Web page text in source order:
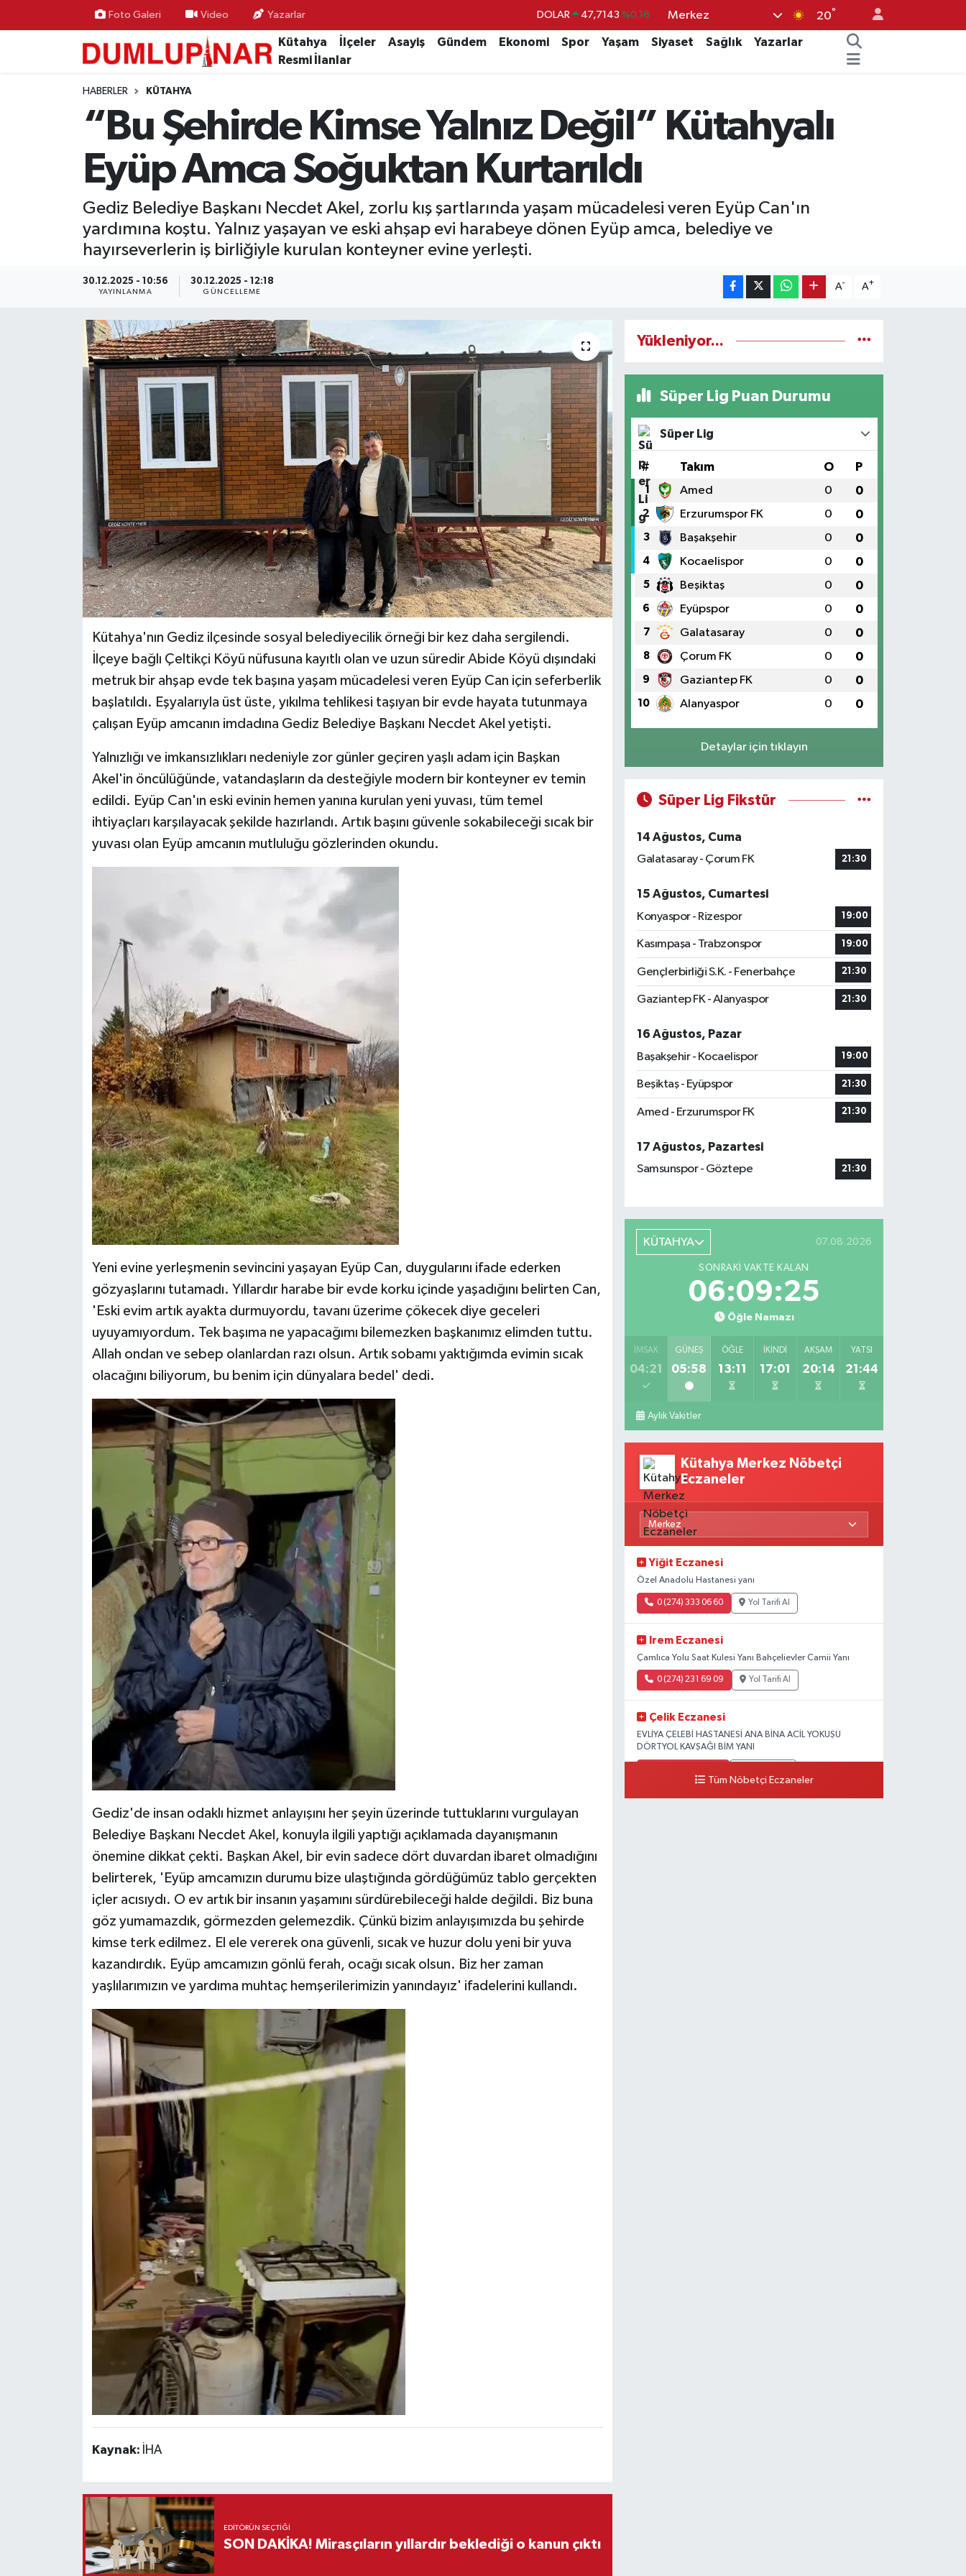
Foto Galeri Video Yazarlar DOLAR 47,7143 %0.16
EURO 55,0317 %-0.02
BİST100 13.799 %70
64.225,61
Merkez 20°
Kütahya İlçeler Asayiş Gündem Ekonomi Spor Yaşam Siyaset Sağlık
Yazarlar
Resmi İlanlar
HABERLER KÜTAHYA
“Bu Şehirde Kimse Yalnız Değil” Kütahyalı
Eyüp Amca Soğuktan Kurtarıldı
Gediz Belediye Başkanı Necdet Akel, zorlu kış şartlarında yaşam mücadelesi veren Eyüp Can'ın
yardımına koştu. Yalnız yaşayan ve eski ahşap evi harabeye dönen Eyüp amca, belediye ve
hayırseverlerin iş birliğiyle kurulan konteyner evine yerleşti.
30.12.2025 - 10:56
YAYINLANMA
30.12.2025 - 12:18
GÜNCELLEME
A- A+
Kütahya'nın Gediz ilçesinde sosyal belediyecilik örneği bir kez daha sergilendi.
İlçeye bağlı Çeltikçi Köyü nüfusuna kayıtlı olan ve uzun süredir Abide Köyü dışındaki
metruk bir ahşap evde tek başına yaşam mücadelesi veren Eyüp Can için seferberlik
başlatıldı. Eşyalarıyla üst üste, yıkılma tehlikesi taşıyan bir evde hayata tutunmaya
çalışan Eyüp amcanın imdadına Gediz Belediye Başkanı Necdet Akel yetişti.
Yalnızlığı ve imkansızlıkları nedeniyle zor günler geçiren yaşlı adam için Başkan
Akel'in öncülüğünde, vatandaşların da desteğiyle modern bir konteyner ev temin
edildi. Eyüp Can'ın eski evinin hemen yanına kurulan yeni yuvası, tüm temel
ihtiyaçları karşılayacak şekilde hazırlandı. Artık başını güvenle sokabileceği sıcak bir
yuvası olan Eyüp amcanın mutluluğu gözlerinden okundu.
Yeni evine yerleşmenin sevincini yaşayan Eyüp Can, duygularını ifade ederken
gözyaşlarını tutamadı. Yıllardır harabe bir evde korku içinde yaşadığını belirten Can,
'Eski evim artık ayakta durmuyordu, tavanı üzerime çökecek diye geceleri
uyuyamıyordum. Tek başıma ne yapacağımı bilemezken başkanımız elimden tuttu.
Allah ondan ve sebep olanlardan razı olsun. Artık sobamı yaktığımda evimin sıcak
olacağını biliyorum, bu benim için dünyalara bedel' dedi.
Gediz'de insan odaklı hizmet anlayışını her şeyin üzerinde tuttuklarını vurgulayan
Belediye Başkanı Necdet Akel, konuyla ilgili yaptığı açıklamada dayanışmanın
önemine dikkat çekti. Başkan Akel, bir evin sadece dört duvardan ibaret olmadığını
belirterek, 'Eyüp amcamızın durumu bize ulaştığında gördüğümüz tablo gerçekten
içler acısıydı. O ev artık bir insanın yaşamını sürdürebileceği halde değildi. Biz buna
göz yumamazdık, görmezden gelemezdik. Çünkü bizim anlayışımızda bu şehirde
kimse terk edilmez. El ele vererek ona güvenli, sıcak ve huzur dolu yeni bir yuva
kazandırdık. Eyüp amcamızın gönlü ferah, ocağı sıcak olsun. Biz her zaman
yaşlılarımızın ve yardıma muhtaç hemşerilerimizin yanındayız' ifadelerini kullandı.
Kaynak: İHA
EDITÖRÜN SEÇTIĞI
SON DAKİKA! Mirasçıların yıllardır beklediği o kanun çıktı
Yükleniyor...
Süper Lig Puan Durumu
Süper Lig
# Takım O P
1 Amed 0 0
2 Erzurumspor FK 0 0
3 Başakşehir 0 0
4 Kocaelispor 0 0
5 Beşiktaş 0 0
6 Eyüpspor 0 0
7 Galatasaray 0 0
8 Çorum FK 0 0
9 Gaziantep FK 0 0
10 Alanyaspor 0 0
Detaylar için tıklayın
Süper Lig Fikstür
14 Ağustos, Cuma
Galatasaray - Çorum FK
21:30
15 Ağustos, Cumartesi
Konyaspor - Rizespor
19:00
Kasımpaşa - Trabzonspor 19:00
Gençlerbirliği S.K. - Fenerbahçe 21:30
Gaziantep FK - Alanyaspor 21:30
16 Ağustos, Pazar
Başakşehir - Kocaelispor
19:00
Beşiktaş - Eyüpspor 21:30
Amed - Erzurumspor FK 21:30
17 Ağustos, Pazartesi
Samsunspor - Göztepe
21:30
KÜTAHYA 07.08.2026
SONRAKI VAKTE KALAN
06:09:24
Öğle Namazı
İMSAK
04:21
GÜNEŞ
05:58
ÖĞLE
13:11
İKINDI
17:01
AKŞAM
20:14
YATSI
21:44
Aylık Vakitler
Kütahya Merkez Nöbetçi
Eczaneler
Yiğit Eczanesi
Özel Anadolu Hastanesi yanı
0 (274) 333 06 60 Yol Tarifi Al
Irem Eczanesi
Çamlıca Yolu Saat Kulesi Yanı Bahçelievler Camii Yanı
0 (274) 231 69 09 Yol Tarifi Al
Çelik Eczanesi
EVLİYA ÇELEBİ HASTANESİ ANA BİNA ACİL YOKUŞU
DÖRTYOL KAVŞAĞI BİM YANI
Tüm Nöbetçi Eczaneler